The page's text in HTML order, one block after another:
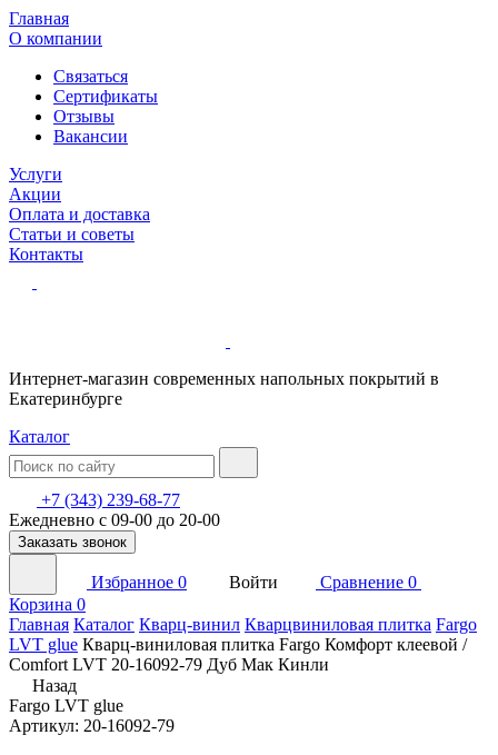
Главная
О компании
Связаться
Сертификаты
Отзывы
Вакансии
Услуги
Акции
Оплата и доставка
Статьи и советы
Контакты
Интернет-магазин современных напольных покрытий в
Екатеринбурге
Каталог
+7 (343) 239-68-77
Ежедневно с 09-00 до 20-00
Заказать звонок
Избранное 0 Войти Сравнение 0
Корзина 0
Главная Каталог Кварц-винил Кварцвиниловая плитка Fargo
LVT glue Кварц-виниловая плитка Fargo Комфорт клеевой /
Comfort LVT 20-16092-79 Дуб Мак Кинли
Назад
Fargo LVT glue
Артикул: 20-16092-79